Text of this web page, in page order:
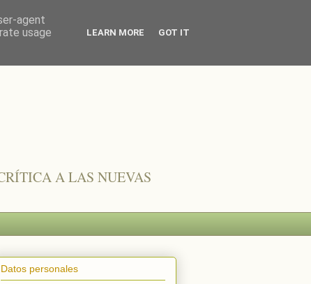
A LAS NUEVAS
Datos personales
agent
usage
LEARN MORE GOT IT